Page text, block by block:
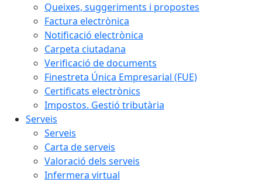
Queixes, suggeriments i propostes
Factura electrònica
Notificació electrònica
Carpeta ciutadana
Verificació de documents
Finestreta Única Empresarial (FUE)
Certificats electrònics
Impostos. Gestió tributària
Serveis
Serveis
Carta de serveis
Valoració dels serveis
Infermera virtual